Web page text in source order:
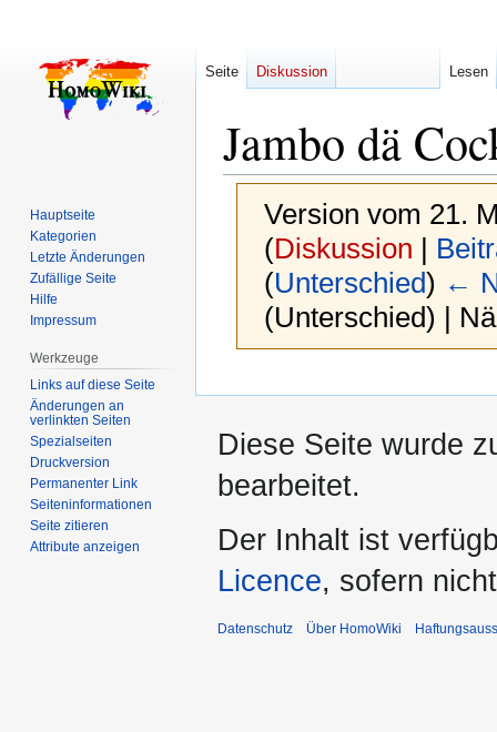
Jambo dä
Version vom 21.
(Diskussion |
(Unterschied) ←
(Unterschied) |
Seite Diskussion Lesen
Hauptseite
Kategorien
Letzte Änderungen
Zufällige Seite
Hilfe
Impressum
Werkzeuge
Links auf diese Seite
Änderungen an
verlinkten Seiten
Spezialseiten
Druckversion
Permanenter Link
Seiten­­informationen
Seite zitieren
Attribute anzeigen
Diese Seite wurde
bearbeitet.
Der Inhalt ist
Licence, sofern
Datenschutz Über HomoWiki